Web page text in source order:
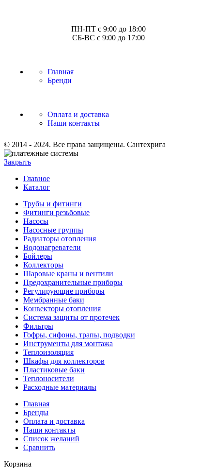
ПН-ПТ с 9:00 до 18:00
СБ-ВС с 9:00 до 17:00
Главная
Бренди
Оплата и доставка
Наши контакты
© 2014 - 2024. Все права защищены. Сантехрига
Закрыть
Главное
Каталог
Трубы и фитинги
Фитинги резьбовые
Насосы
Насосные группы
Радиаторы отопления
Водонагреватели
Бойлеры
Коллекторы
Шаровые краны и вентили
Предохранительные приборы
Регулирующие приборы
Мембранные баки
Конвекторы отопления
Система защиты от протечек
Фильтры
Гофры, сифоны, трапы, подводки
Инструменты для монтажа
Теплоизоляция
Шкафы для коллекторов
Пластиковые баки
Теплоносители
Расходные материалы
Главная
Бренды
Оплата и доставка
Наши контакты
Список желаний
Сравнить
Корзина